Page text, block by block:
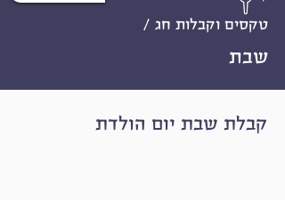
טקסים וקבלות חג /
שבת
קבלת שבת יום הולדת